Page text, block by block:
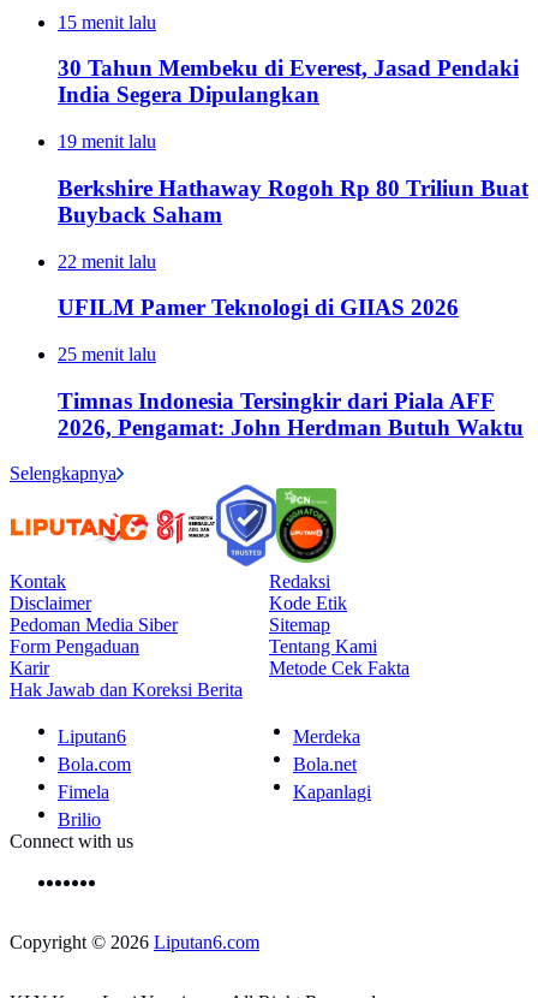
15 menit lalu
30 Tahun Membeku di Everest, Jasad Pendaki
India Segera Dipulangkan
19 menit lalu
Berkshire Hathaway Rogoh Rp 80 Triliun Buat
Buyback Saham
22 menit lalu
UFILM Pamer Teknologi di GIIAS 2026
25 menit lalu
Timnas Indonesia Tersingkir dari Piala AFF
2026, Pengamat: John Herdman Butuh Waktu
Selengkapnya
Kontak
Redaksi
Disclaimer
Kode Etik
Pedoman Media Siber
Sitemap
Form Pengaduan
Tentang Kami
Karir
Metode Cek Fakta
Hak Jawab dan Koreksi Berita
Liputan6
Merdeka
Bola.com
Bola.net
Fimela
Kapanlagi
Brilio
Connect with us
Copyright © 2026 Liputan6.com